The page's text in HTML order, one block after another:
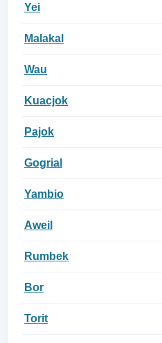
Yei
Malakal
Wau
Kuacjok
Pajok
Gogrial
Yambio
Aweil
Rumbek
Bor
Torit